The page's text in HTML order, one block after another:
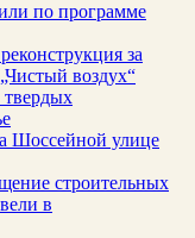
по программе
за
воздух“
твердых
Шоссейной улице
строительных
в